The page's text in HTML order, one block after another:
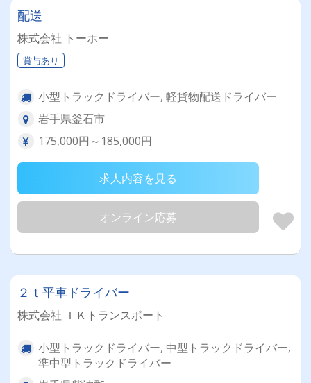
配送
株式会社 トーホー
賞与あり
小型トラックドライバー, 軽貨物配送ドライバー
岩手県釜石市
175,000円～185,000円
求人内容を見る
オンライン応募
２ｔ平車ドライバー
株式会社 ＩＫトランスポート
小型トラックドライバー, 中型トラックドライバー,
準中型トラックドライバー